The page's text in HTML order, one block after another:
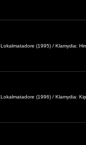
Lokalmatadore (1995) / Klamydia:
Lokalmatadore (1996) / Klamydia: